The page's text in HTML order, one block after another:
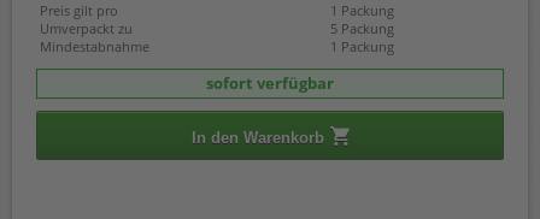
Preis gilt pro
1 Packung
Umverpackt zu
5 Packung
Mindestabnahme
1 Packung
sofort verfügbar
In den Warenkorb